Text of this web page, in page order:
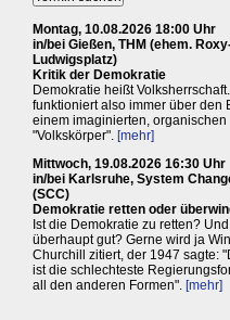
Montag, 10.08.2026 18:00 Uhr
in/bei Gießen, THM (ehem.
Ludwigsplatz)
Kritik der Demokratie
Demokratie heißt
funktioniert also immer über den
einem imaginierten, organischen
"Volkskörper". [mehr]
Mittwoch, 19.08.2026 16:30 Uhr
in/bei Karlsruhe, System
(SCC)
Demokratie retten oder
Ist die Demokratie zu retten?
überhaupt gut? Gerne wird ja
Churchill zitiert, der 1947 sagte:
ist die schlechteste
all den anderen Formen". [mehr]